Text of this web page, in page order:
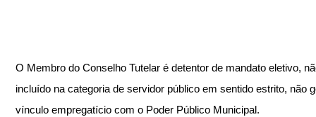
O Membro do Conselho Tutelar é detentor de mandato eletivo,
incluído na categoria de servidor público em sentido estrito, não
vínculo empregatício com o Poder Público Municipal.